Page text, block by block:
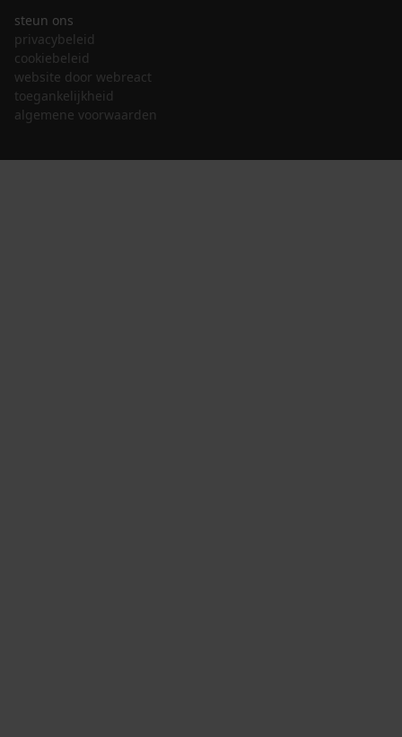
steun ons
privacybeleid
cookiebeleid
website door webreact
toegankelijkheid
algemene voorwaarden